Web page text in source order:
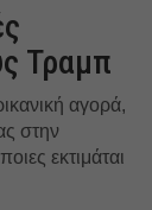
Τραμπ
αγορά,
στην
εκτιμάται